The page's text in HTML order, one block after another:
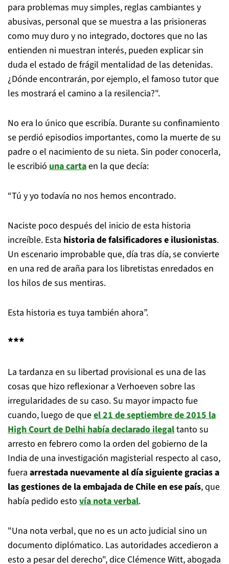
para problemas muy simples, reglas cambiantes y
abusivas, personal que se muestra a las prisioneras
como muy duro y no integrado, doctores que no las
entienden ni muestran interés, pueden explicar sin
duda el estado de frágil mentalidad de las detenidas.
¿Dónde encontrarán, por ejemplo, el famoso tutor que
les mostrará el camino a la resilencia?".
No era lo único que escribía. Durante su confinamiento
se perdió episodios importantes, como la muerte de su
padre o el nacimiento de su nieta. Sin poder conocerla,
le escribió una cartaen la que decía:
“Tú y yo todavía no nos hemos encontrado.
Naciste poco después del inicio de esta historia
increíble. Esta historia de falsificadores e ilusionistas.
Un escenario improbable que, día tras día, se convierte
en una red de araña para los libretistas enredados en
los hilos de sus mentiras.
Esta historia es tuya también ahora”.
***
La tardanza en su libertad provisional es una de las
cosas que hizo reflexionar a Verhoeven sobre las
irregularidades de su caso. Su mayor impacto fue
cuando, luego de queel 21 de septiembre de 2015 la
High Court de Delhi había declarado ilegaltanto su
arresto en febrero como la orden del gobierno de la
India de una investigación magisterial respecto al caso,
fuera arrestada nuevamente al día siguiente gracias a
las gestiones de la embajada de Chile en ese país, que
había pedido esto vía nota verbal.
"Una nota verbal, que no es un acto judicial sino un
documento diplómatico. Las autoridades accedieron a
esto a pesar del derecho", dice Clémence Witt, abogada